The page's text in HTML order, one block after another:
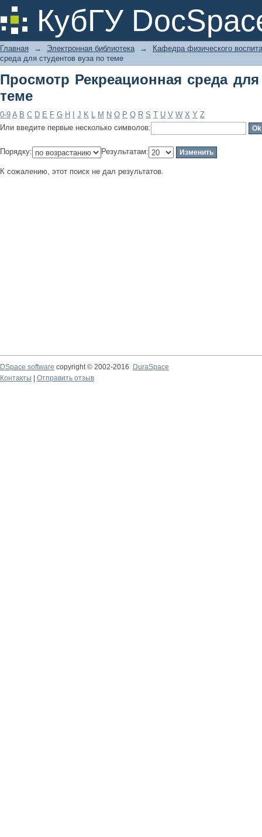
КубГУ
Просмотр Рекреационная среда для
Главная → Электронная библиотека →
Кафедра физического
среда для студентов вуза по теме
Просмотр Рекреационная среда
теме
0-9 A B C D E F G H J K L M N O P Q R S T U V W X Y Z
Или введите первые несколько символов:
Порядку: Результатам:
К сожалению, этот поиск не дал результатов.
DSpace software copyright © 2002-2016
DuraSpace
Контакты
Отправить отзыв